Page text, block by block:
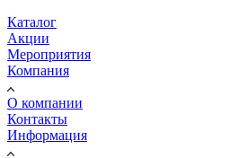
Каталог
Акции
Мероприятия
Компания
О компании
Контакты
Информация